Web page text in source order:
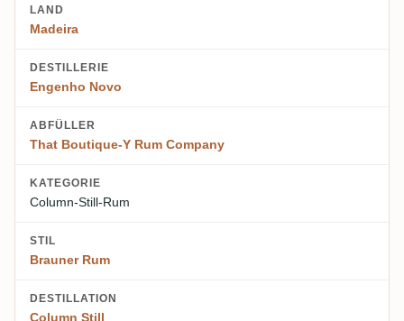
LAND
Madeira
DESTILLERIE
Engenho Novo
ABFÜLLER
That Boutique-Y Rum Company
KATEGORIE
Column-Still-Rum
STIL
Brauner Rum
DESTILLATION
Column Still